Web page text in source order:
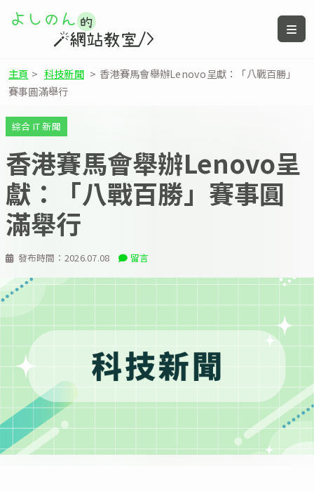
主頁 > 科技新聞 > 香港賽馬會舉辦Lenovo呈獻：「八戰百勝」
賽事圓滿舉行
發布時間： 2026.07.08 留言
綜合 IT 新聞
香港賽馬會舉辦Lenovo呈
獻：「八戰百勝」賽事圓
滿舉行